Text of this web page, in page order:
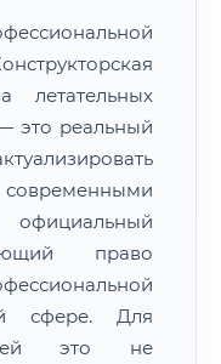
летательных
это реальный
право
сфере. Для
это не